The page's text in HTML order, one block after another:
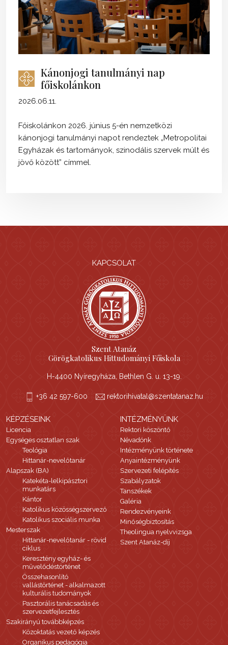
Kánonjogi tanulmányi nap
főiskolánkon
2026.06.11.
Főiskolánkon 2026. június 5-én nemzetközi
kánonjogi tanulmányi napot rendeztek „Metropolitai
Egyházak és tartományok, szinodális szervek múlt és
jövő között” címmel.
KAPCSOLAT
Szent Atanáz
Görögkatolikus Hittudományi Főiskola
H-4400 Nyíregyháza, Bethlen G. u. 13-19.
+36 42 597-600 rektorihivatal@szentatanaz.hu
KÉPZÉSEINK
Licencia
Egységes osztatlan szak
Teológia
Hittanár-nevelőtanár
Alapszak (BA)
Katekéta-lelkipásztori
munkatárs
Kántor
Katolikus közösségszervező
Katolikus szociális munka
Mesterszak
Hittanár-nevelőtanár - rövid
ciklus
Keresztény egyház- és
művelődéstörténet
Összehasonlító
vallástörténet - alkalmazott
kulturális tudományok
Pasztorális tanácsadás és
szervezetfejlesztés
Szakirányú továbbképzés
Közoktatás vezető képzés
Organikus pedagógia
INTÉZMÉNYÜNK
Rektori köszöntő
Névadónk
Intézményünk története
Anyaintézményünk
Szervezeti felépítés
Szabályzatok
Tanszékek
Galéria
Rendezvényeink
Minőségbiztosítás
Theolingua nyelvvizsga
Szent Atanáz-díj